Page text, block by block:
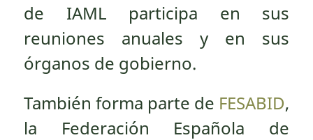
de IAML participa en sus
reuniones anuales y en sus
órganos de gobierno.
También forma parte de FESABID,
la Federación Española de